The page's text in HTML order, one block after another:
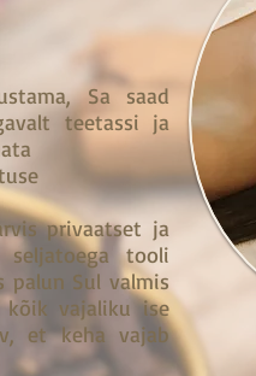
Sa saad
teetassi ja
privaatset ja
tooli
palun Sul valmis
vajaliku ise
et keha vajab